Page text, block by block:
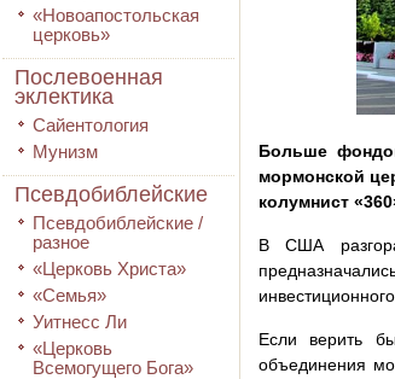
«Новоапостольская
церковь»
Послевоенная
эклектика
Сайентология
Мунизм
Псевдобиблейские
Псевдобиблейские /
разное
«Церковь Христа»
«Семья»
Уитнесс Ли
«Церковь
Всемогущего Бога»
Больше
мормонской
колумнист
В США
Если верить
объединения